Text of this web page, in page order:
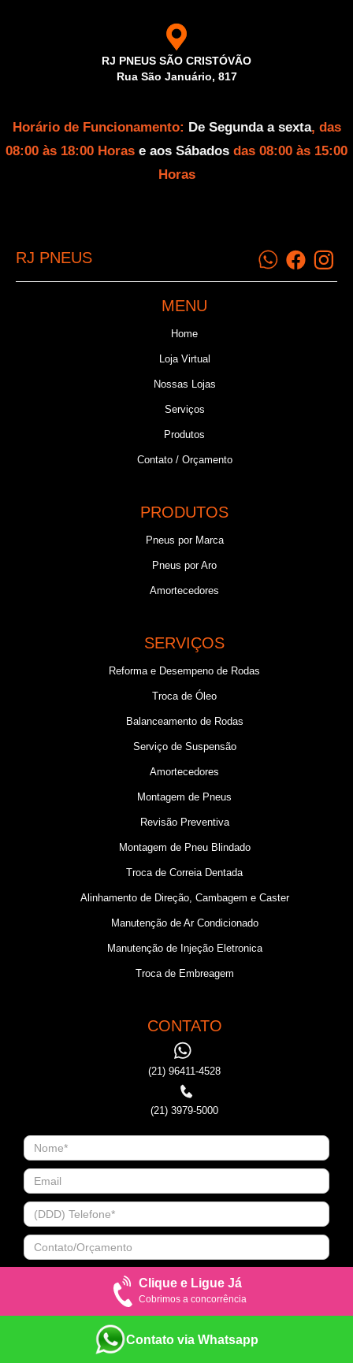
RJ PNEUS SÃO CRISTÓVÃO
Rua São Januário, 817
Horário de Funcionamento: De Segunda a sexta, das
08:00 às 18:00 Horas e aos Sábados das 08:00 às 15:00
Horas
RJ PNEUS
MENU
Home
Loja Virtual
Nossas Lojas
Serviços
Produtos
Contato / Orçamento
PRODUTOS
Pneus por Marca
Pneus por Aro
Amortecedores
SERVIÇOS
Reforma e Desempeno de Rodas
Troca de Óleo
Balanceamento de Rodas
Serviço de Suspensão
Amortecedores
Montagem de Pneus
Revisão Preventiva
Montagem de Pneu Blindado
Troca de Correia Dentada
Alinhamento de Direção, Cambagem e Caster
Manutenção de Ar Condicionado
Manutenção de Injeção Eletronica
Troca de Embreagem
CONTATO
(21) 96411-4528
(21) 3979-5000
Clique e Ligue Já
Cobrimos a concorrência
Contato via Whatsapp